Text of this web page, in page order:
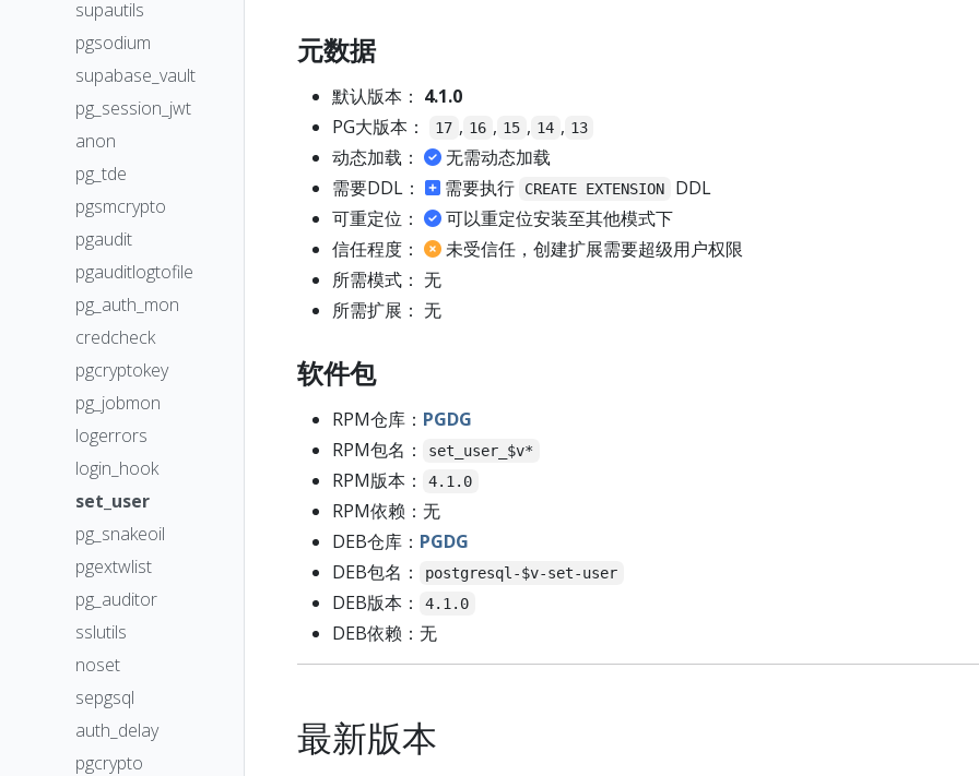
supautils
pgsodium
supabase_vault
pg_session_jwt
anon
pg_tde
pgsmcrypto
pgaudit
pgauditlogtofile
pg_auth_mon
credcheck
pgcryptokey
pg_jobmon
logerrors
login_hook
set_user
pg_snakeoil
pgextwlist
pg_auditor
sslutils
noset
sepgsql
auth_delay
pgcrypto
元数据
默认版本： 4.1.0
PG大版本：
17 , 16 , 15 , 14 , 13
动态加载：
无需动态加载
需要DDL：
需要执行 CREATE EXTENSION
DDL
可重定位：
可以重定位安装至其他模式下
信任程度：
未受信任，创建扩展需要超级用户权限
所需模式： 无
所需扩展： 无
软件包
RPM仓库： PGDG
RPM包名：
set_user_$v*
RPM版本： 4.1.0
RPM依赖：无
DEB仓库： PGDG
DEB包名：
postgresql-$v-set-user
DEB版本： 4.1.0
DEB依赖：无
最新版本